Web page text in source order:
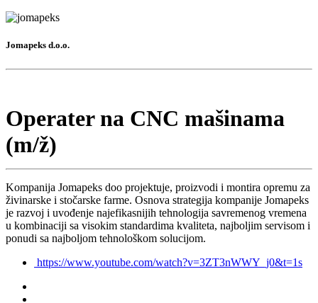
Jomapeks d.o.o.
Operater na CNC mašinama
(m/ž)
Kompanija Jomapeks doo projektuje, proizvodi i montira opremu za
živinarske i stočarske farme. Osnova strategija kompanije Jomapeks
je razvoj i uvođenje najefikasnijih tehnologija savremenog vremena
u kombinaciji sa visokim standardima kvaliteta, najboljim servisom i
ponudi sa najboljom tehnološkom solucijom.
https://www.youtube.com/watch?v=3ZT3nWWY_j0&t=1s